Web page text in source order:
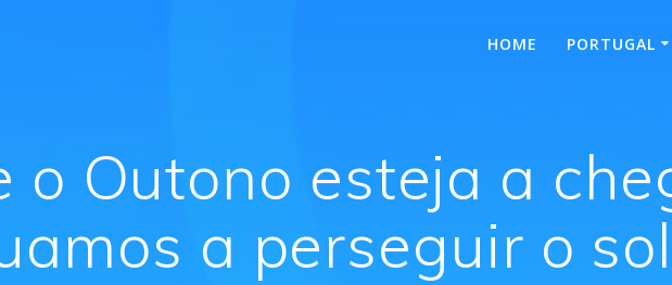
HOME PORTUGAL
o Outono esteja a
a perseguir o sol